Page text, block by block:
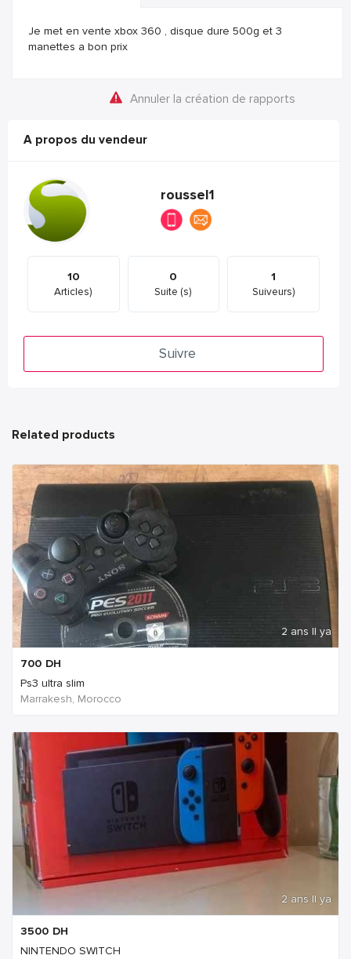
Je met en vente xbox 360 , disque dure 500g et 3
manettes a bon prix
Annuler la création de rapports
A propos du vendeur
roussel1
10
Articles)
0
Suite (s)
1
Suiveurs)
Suivre
Related products
2 ans Il ya
700 DH
Ps3 ultra slim
Marrakesh, Morocco
2 ans Il ya
3500 DH
NINTENDO SWITCH